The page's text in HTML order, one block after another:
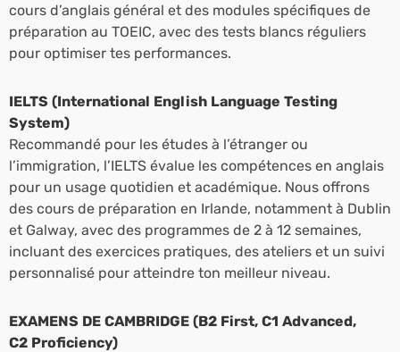
cours d’anglais général et des modules spécifiques de
préparation au TOEIC, avec des tests blancs réguliers
pour optimiser tes performances.
IELTS (International English Language Testing
System)
Recommandé pour les études à l’étranger ou
l’immigration, l’IELTS évalue les compétences en anglais
pour un usage quotidien et académique. Nous offrons
des cours de préparation en Irlande, notamment à Dublin
et Galway, avec des programmes de 2 à 12 semaines,
incluant des exercices pratiques, des ateliers et un suivi
personnalisé pour atteindre ton meilleur niveau.
EXAMENS DE CAMBRIDGE (B2 First, C1 Advanced,
C2 Proficiency)